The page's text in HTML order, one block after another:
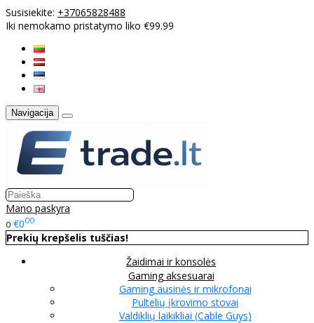
Susisiekite: +37065828488
Iki nemokamo pristatymo liko €99.99
Navigacija
Mano paskyra
0 €000
Prekių krepšelis tuščias!
Žaidimai ir konsolės
Gaming aksesuarai
Gaming ausinės ir mikrofonai
Pultelių įkrovimo stovai
Valdiklių laikikliai (Cable Guys)